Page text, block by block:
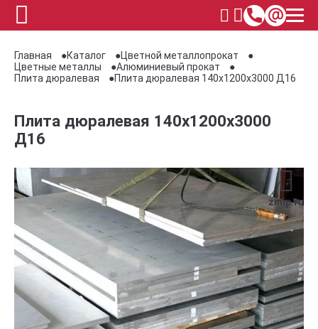
Главная Каталог
Цветной металлопрокат
Цветные металлы
Алюминиевый прокат
Плита дюралевая
Плита дюралевая 140x1200x3000 Д16
Плита дюралевая 140x1200x3000
Д16
zmip.ru